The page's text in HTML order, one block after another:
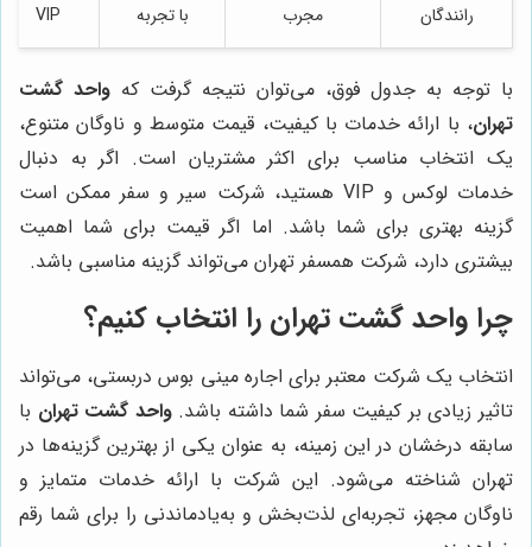
رانندگان مجرب با تجربه VIP
با توجه به جدول فوق، می‌توان نتیجه گرفت که واحد گشت
تهران، با ارائه خدمات با کیفیت، قیمت متوسط و ناوگان متنوع،
یک انتخاب مناسب برای اکثر مشتریان است. اگر به دنبال
خدمات لوکس و VIP هستید، شرکت سیر و سفر ممکن است
گزینه بهتری برای شما باشد. اما اگر قیمت برای شما اهمیت
بیشتری دارد، شرکت همسفر تهران می‌تواند گزینه مناسبی باشد.
چرا واحد گشت تهران را انتخاب کنیم؟
انتخاب یک شرکت معتبر برای اجاره مینی بوس دربستی، می‌تواند
تاثیر زیادی بر کیفیت سفر شما داشته باشد.واحد گشت تهران با
سابقه درخشان در این زمینه، به عنوان یکی از بهترین گزینه‌ها در
تهران شناخته می‌شود. این شرکت با ارائه خدمات متمایز و
ناوگان مجهز، تجربه‌ای لذت‌بخش و به‌یادماندنی را برای شما رقم